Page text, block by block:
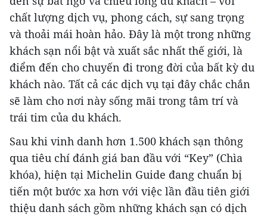
chất lượng dịch vụ, phong cách, sự sang trọng
và thoải mái hoàn hảo. Đây là một trong những
khách sạn nổi bật và xuất sắc nhất thế giới, là
điểm đến cho chuyến đi trong đời của bất kỳ du
khách nào. Tất cả các dịch vụ tại đây chắc chắn
sẽ làm cho nơi này sống mãi trong tâm trí và
trái tim của du khách.
Sau khi vinh danh hơn 1.500 khách sạn thông
qua tiêu chí đánh giá ban đầu với “Key” (Chìa
khóa), hiện tại Michelin Guide đang chuẩn bị
tiến một bước xa hơn với việc lần đầu tiên giới
thiệu danh sách gồm những khách sạn có dịch